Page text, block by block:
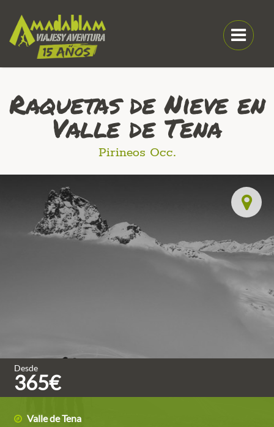
Raquetas de Nieve en
Valle de Tena
Pirineos Occ.
Desde
365€
Valle de Tena